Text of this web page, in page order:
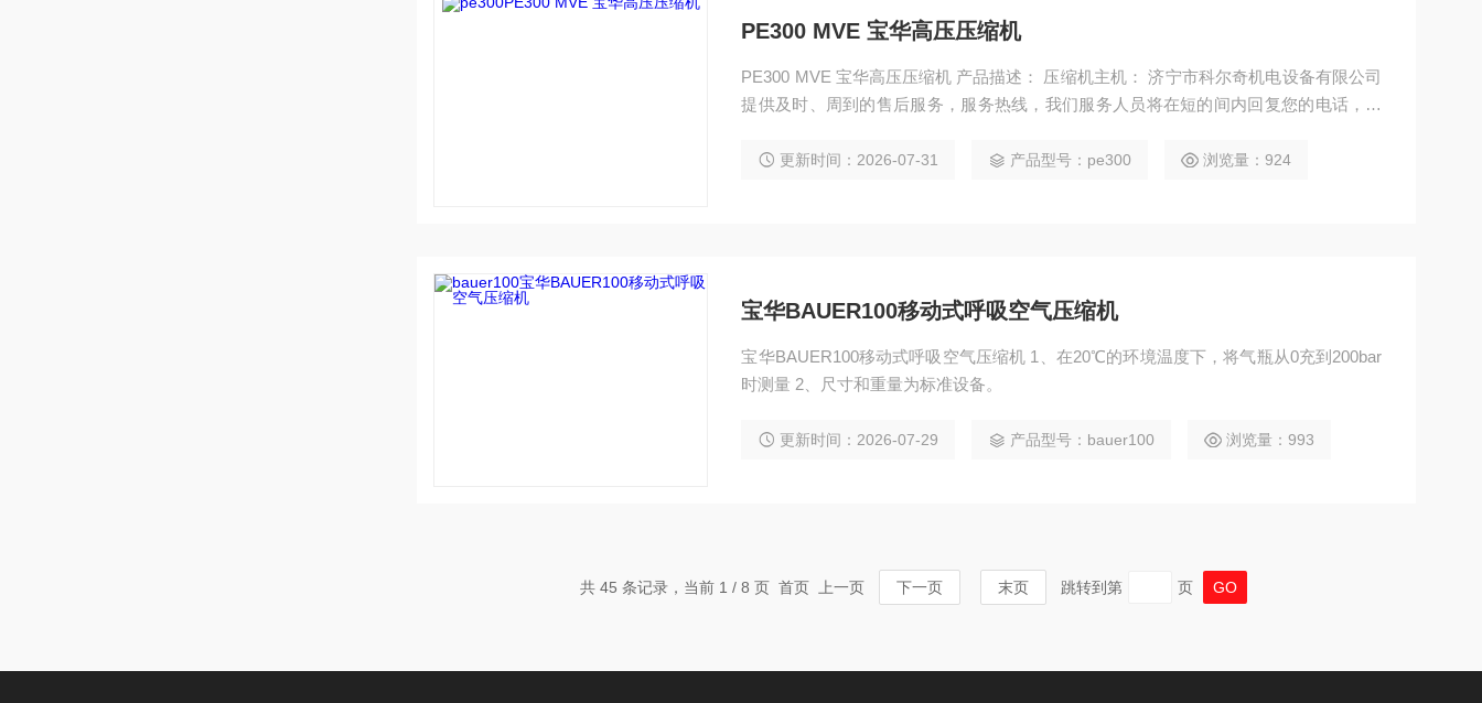
PE300 MVE 宝华高压压缩机
PE300 MVE 宝华高压压缩机 产品描述： 压缩机主机： 济宁市科尔奇机电设备有限公司
提供及时、周到的售后服务，服务热线，我们服务人员将在短的间内回复您的电话，并
奇充填泵维修、检修、保养等详情可咨询我们技术人员
更新时间：2026-07-31 产品型号：pe300 浏览量：924
宝华BAUER100移动式呼吸空气压缩机
宝华BAUER100移动式呼吸空气压缩机 1、在20℃的环境温度下，将气瓶从0充到200bar
时测量 2、尺寸和重量为标准设备。
更新时间：2026-07-29 产品型号：bauer100 浏览量：993
共 45 条记录，当前 1 / 8 页 首页 上一页 下一页 末页 跳转到第 页